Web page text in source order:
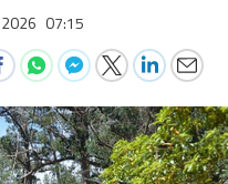
07:15